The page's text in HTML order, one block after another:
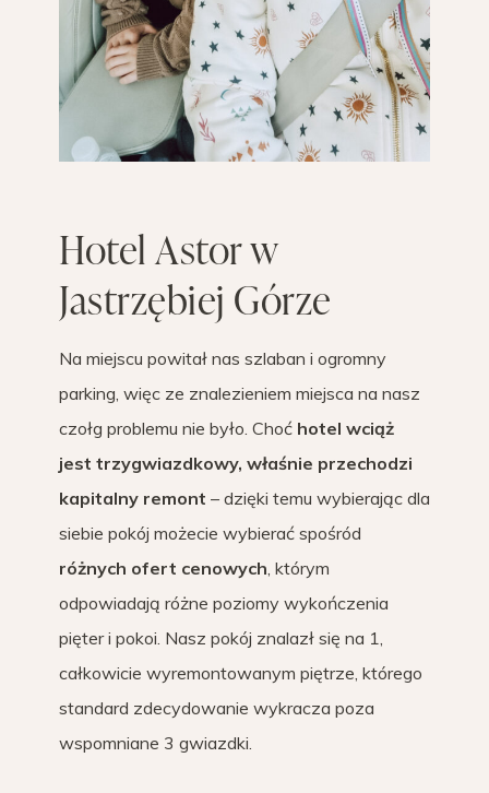
Hotel Astor w
Jastrzębiej Górze
Na miejscu powitał nas szlaban i ogromny
parking, więc ze znalezieniem miejsca na nasz
czołg problemu nie było. Choć hotel wciąż
jest trzygwiazdkowy, właśnie przechodzi
kapitalny remont – dzięki temu wybierając dla
siebie pokój możecie wybierać spośród
różnych ofert cenowych, którym
odpowiadają różne poziomy wykończenia
pięter i pokoi. Nasz pokój znalazł się na 1,
całkowicie wyremontowanym piętrze, którego
standard zdecydowanie wykracza poza
wspomniane 3 gwiazdki.